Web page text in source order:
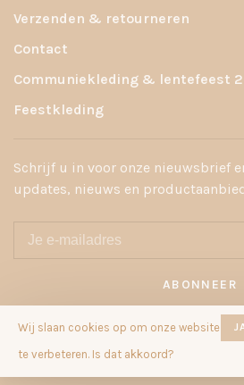
Verzenden & retourneren
Contact
Communiekleding & lentefeest
Feestkleding
Schrijf u in voor onze nieuwsbrief
updates, nieuws en
ABONNEER
Door u aan te melden, gaat u akkoord met
Wij slaan cookies op om onze website
te verbeteren. Is dat akkoord?